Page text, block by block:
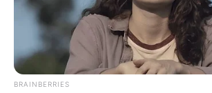
BRAINBERRIES